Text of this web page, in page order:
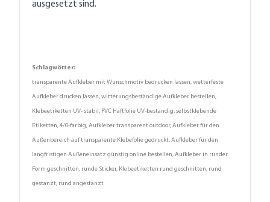
ausgesetzt sind.
Schlagwörter:
transparente Aufkleber mit Wunschmotiv bedrucken lassen, wetterfeste
Aufkleber drucken lassen, witterungsbeständige Aufkleber bestellen,
Klebeetiketten UV- stabil, PVC Haftfolie UV-beständig, selbstklebende
Etiketten, 4/0-farbig, Aufkleber transparent outdoor, Aufkleber für den
Außenbereich auf transparente Klebefolie gedruckt, Aufkleber für den
langfristigen Außeneinsatz günstig online bestellen, Aufkleber in runder
Form geschnitten, runde Sticker, Klebeetiketten rund geschnitten, rund
gestanzt, rund angestanzt